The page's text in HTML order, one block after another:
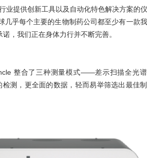
业提供创新工具以及自动化特色解决方案的
乎每个主要的生物制药公司都至少有一款
，我们正在身体力行并不断完善。
整合了三种测量模式——差示扫描全光
测，更全面的数据，轻而易举筛选出最佳